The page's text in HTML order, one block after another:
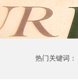
热门关键词：